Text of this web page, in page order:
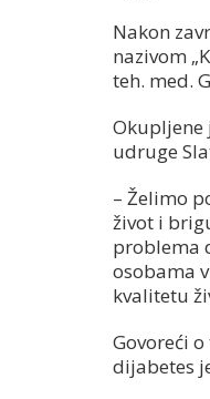
Nakon
nazivom
teh. med.
Okupljene
udruge
– Želimo
život i
problema
osobama
kvalitetu
Govoreći
dijabetes